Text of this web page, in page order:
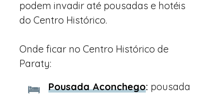
podem invadir até pousadas e hotéis
do Centro Histórico.
Onde ficar no Centro Histórico de
Paraty:
Pousada Aconchego: pousada